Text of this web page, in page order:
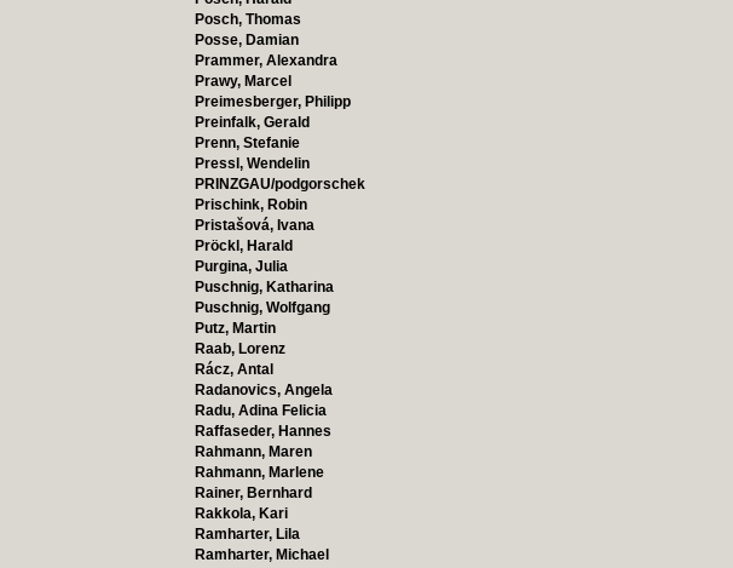
Posch, Thomas
Posse, Damian
Prammer, Alexandra
Prawy, Marcel
Preimesberger, Philipp
Preinfalk, Gerald
Prenn, Stefanie
Pressl, Wendelin
PRINZGAU/podgorschek
Prischink, Robin
Pristašová, Ivana
Pröckl, Harald
Purgina, Julia
Puschnig, Katharina
Puschnig, Wolfgang
Putz, Martin
Raab, Lorenz
Rácz, Antal
Radanovics, Angela
Radu, Adina Felicia
Raffaseder, Hannes
Rahmann, Maren
Rahmann, Marlene
Rainer, Bernhard
Rakkola, Kari
Ramharter, Lila
Ramharter, Michael